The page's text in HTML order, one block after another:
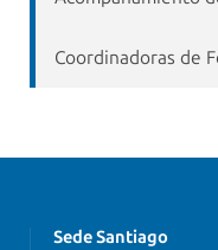
Coordinadoras de
Sede Santiago